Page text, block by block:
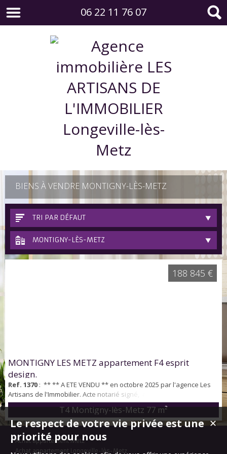
06 22 11 76 07
BIENS À VENDRE MONTIGNY-LÈS-METZ
TRI PAR DÉFAUT
MONTIGNY-LÈS-METZ
MONTIGNY LES METZ appartement F4 esprit
design.
Ref. 1370 : ** ** A ETE VENDU ** en octobre 2025 par l'agence Les
Artisans de l'Immobilier. Acte notarié signé, appartement F4 à
MONTIGNY LES METZ. Suite à cette transaction, nous recherchons
pour acquéreurs appartements F3 AU F6 à vendre sur MONTIGNY
LES METZ et à proximité Vous souhaitez également vendre votre
maison? Contactez nous sans engagement au 03 87 60 79 36/ 06 22
...
T4 Montigny-lès-Metz77 m²
188 845 €
Achat appartement Metz
Achat appartement Longeville-lès-Metz
✕
Le respect de votre vie privée est une
priorité pour nous